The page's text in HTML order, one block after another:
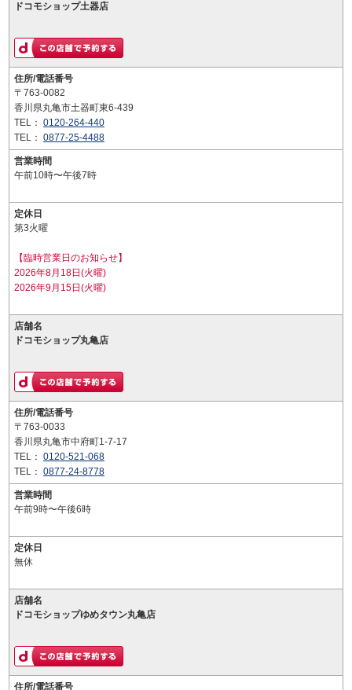
ドコモショップ土器店
住所/電話番号
〒763-0082
香川県丸亀市土器町東6-439
TEL： 0120-264-440
TEL： 0877-25-4488
営業時間
午前10時〜午後7時
定休日
第3火曜
【臨時営業日のお知らせ】
2026年8月18日(火曜)
2026年9月15日(火曜)
店舗名
ドコモショップ丸亀店
住所/電話番号
〒763-0033
香川県丸亀市中府町1-7-17
TEL： 0120-521-068
TEL： 0877-24-8778
営業時間
午前9時〜午後6時
定休日
無休
店舗名
ドコモショップゆめタウン丸亀店
住所/電話番号